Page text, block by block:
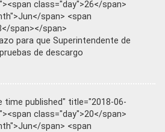
class="day">26</span>
span> <span
span></span>
para que Superintendente de
de descargo
time published" title="2018-06-
class="day">20</span>
span> <span